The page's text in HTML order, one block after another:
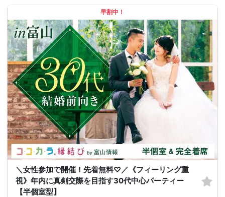
早割中！
＼女性参加で開催！先着無料♡／《フィーリング重
視》年内に真剣交際を目指す30代中心パーティー
【半個室型】